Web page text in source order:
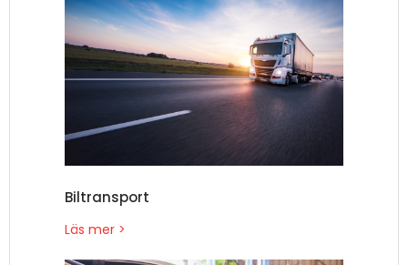
Biltransport
Läs mer >